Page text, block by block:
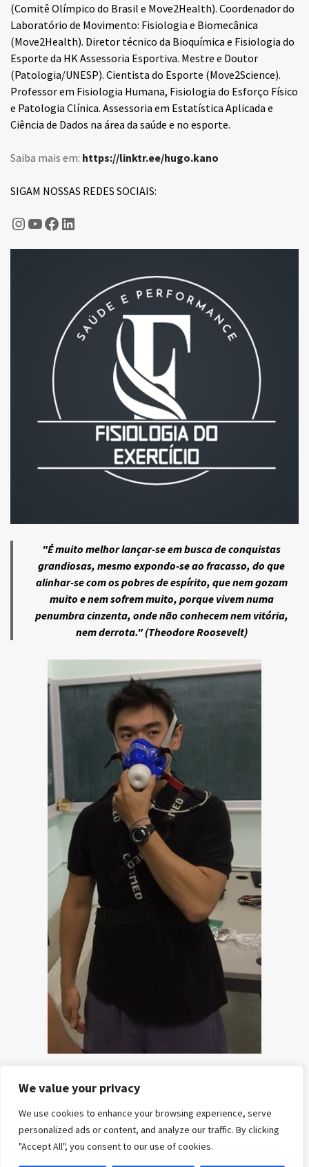
We value your privacy
We use cookies to enhance your browsing experience, serve
personalized ads or content, and analyze our traffic. By clicking
"Accept All", you consent to our use of cookies.
(Comitê Olímpico do Brasil e Move2Health). Coordenador do
Laboratório de Movimento: Fisiologia e Biomecânica
(Move2Health). Diretor técnico da Bioquímica e Fisiologia do
Esporte da HK Assessoria Esportiva. Mestre e Doutor
(Patologia/UNESP). Cientista do Esporte (Move2Science).
Professor em Fisiologia Humana, Fisiologia do Esforço Físico
e Patologia Clínica. Assessoria em Estatística Aplicada e
Ciência de Dados na área da saúde e no esporte.
Saiba mais em: https://linktr.ee/hugo.kano
SIGAM NOSSAS REDES SOCIAIS:
Hugo KanoFisiologia do Esporte
Fisiologia do Esporte
LinkedIn
"É muito melhor lançar-se em busca de conquistas
grandiosas, mesmo expondo-se ao fracasso, do que
alinhar-se com os pobres de espírito, que nem gozam
muito e nem sofrem muito, porque vivem numa
penumbra cinzenta, onde não conhecem nem vitória,
nem derrota." (Theodore Roosevelt)
HOME POSTS CURSOS
E
MENTORIAS
E-
BOOKS
REFERÊNCIAS
SOBRE
NÓS
CONTATO